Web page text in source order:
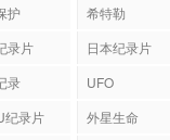
护
希特勒
录片
日本纪录片
录
UFO
纪录片
外星生命